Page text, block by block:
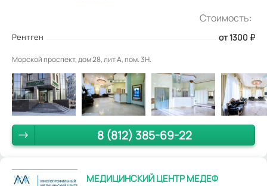
Стоимость:
Рентген от 1300 ₽
Морской проспект, дом 28, лит А, пом. 3Н.
8 (812) 385-69-22
МЕДИЦИНСКИЙ ЦЕНТР МЕДЕФ